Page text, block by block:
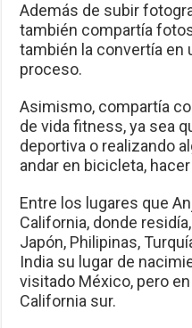
Además de subir
también compartía
también la convertía en
proceso.
Asimismo, compartía
de vida fitness, ya sea
deportiva o realizando
andar en bicicleta,
Entre los lugares que
California, donde
Japón, Philipinas,
India su lugar de
visitado México, pero
California sur.